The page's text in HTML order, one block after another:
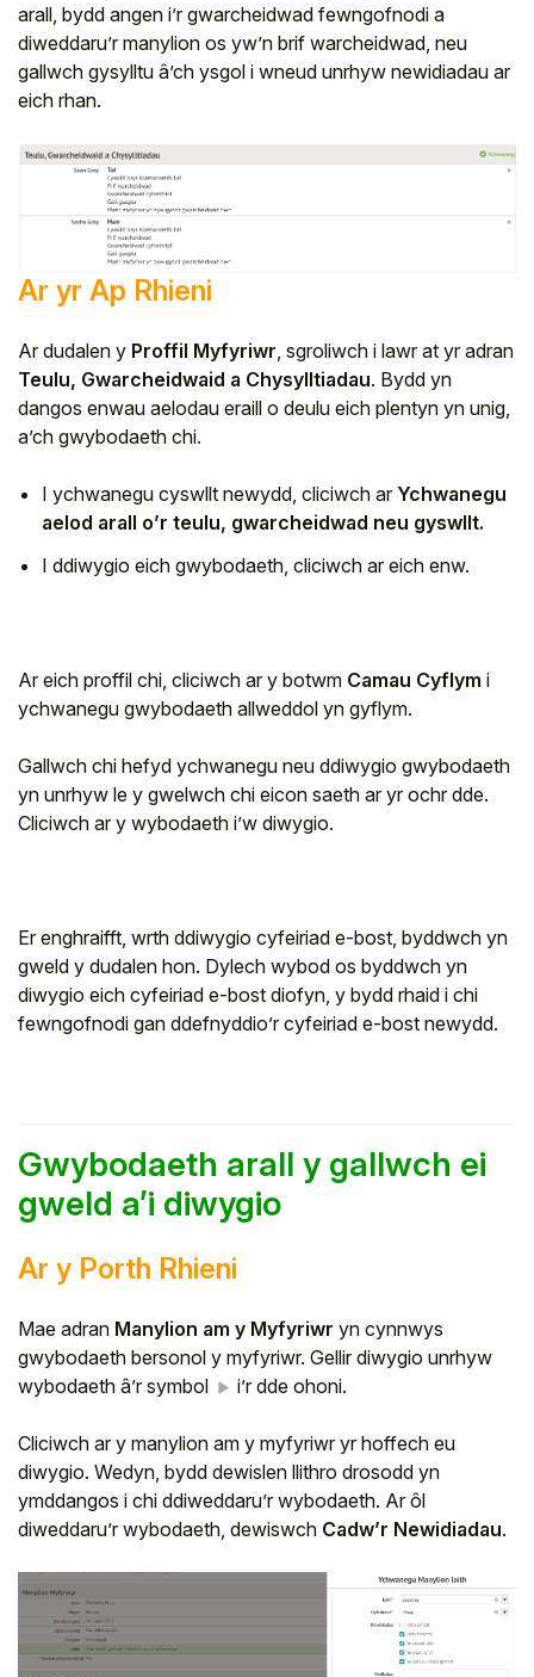
arall, bydd angen i’r gwarcheidwad fewngofnodi a
diweddaru’r manylion os yw’n brif warcheidwad, neu
gallwch gysylltu â’ch ysgol i wneud unrhyw newidiadau ar
eich rhan.
Ar yr Ap Rhieni
Ar dudalen y Proffil Myfyriwr , sgroliwch i lawr at yr adran
Teulu, Gwarcheidwaid a Chysylltiadau. Bydd yn
dangos enwau aelodau eraill o deulu eich plentyn yn unig,
a’ch gwybodaeth chi.
I ychwanegu cyswllt newydd, cliciwch ar Ychwanegu
aelod arall o’r teulu, gwarcheidwad neu gyswllt.
I ddiwygio eich gwybodaeth, cliciwch ar eich enw.
Ar eich proffil chi, cliciwch ar y botwm Camau Cyflym i
ychwanegu gwybodaeth allweddol yn gyflym.
Gallwch chi hefyd ychwanegu neu ddiwygio gwybodaeth
yn unrhyw le y gwelwch chi eicon saeth ar yr ochr dde.
Cliciwch ar y wybodaeth i’w diwygio.
Er enghraifft, wrth ddiwygio cyfeiriad e-bost, byddwch yn
gweld y dudalen hon. Dylech wybod os byddwch yn
diwygio eich cyfeiriad e-bost diofyn, y bydd rhaid i chi
fewngofnodi gan ddefnyddio’r cyfeiriad e-bost newydd.
Gwybodaeth arall y gallwch ei
gweld a’i diwygio
Ar y Porth Rhieni
Mae adran Manylion am y Myfyriwr yn cynnwys
gwybodaeth bersonol y myfyriwr. Gellir diwygio unrhyw
wybodaeth â’r symbol
i’r dde ohoni.
Cliciwch ar y manylion am y myfyriwr yr hoffech eu
diwygio. Wedyn, bydd dewislen llithro drosodd yn
ymddangos i chi ddiweddaru’r wybodaeth. Ar ôl
diweddaru’r wybodaeth, dewiswch Cadw’r Newidiadau.